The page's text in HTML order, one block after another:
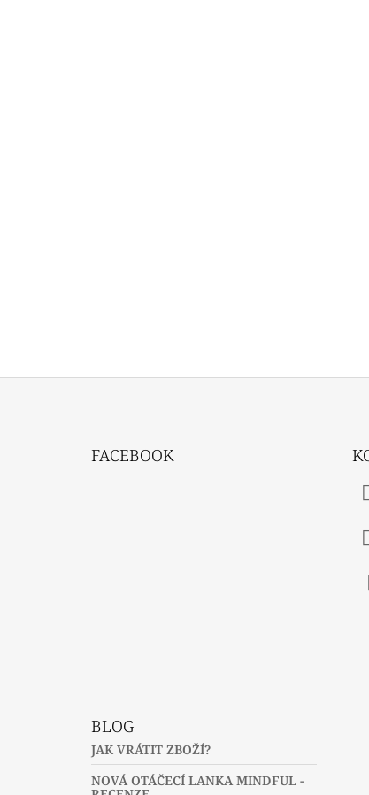
FACEBOOK
BLOG
JAK VRÁTIT ZBOŽÍ?
NOVÁ OTÁČECÍ LANKA MINDFUL -